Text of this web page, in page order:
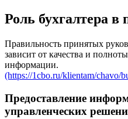
Роль бухгалтера
Правильность принятых
зависит от качества и
информации.
(https://1cbo.ru/klientam/chavo/
Предоставление
управленческих